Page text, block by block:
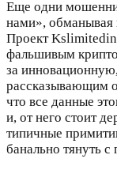
Еще одни
нами», обманывая
Проект
фальшивым
за
рассказывающим
что все данные
и, от него стоит
типичные
банально тянуть с